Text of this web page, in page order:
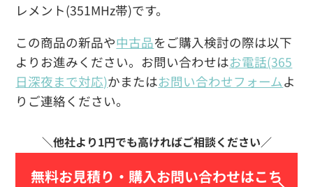
レメント(351MHz帯)です。
この商品の新品や中古品をご購入検討の際は以下
よりお進みください。お問い合わせはお電話(365
日深夜まで対応)かまたはお問い合わせフォームよ
りご連絡ください。
無料お見積り・ 購入お問い合わせはこち